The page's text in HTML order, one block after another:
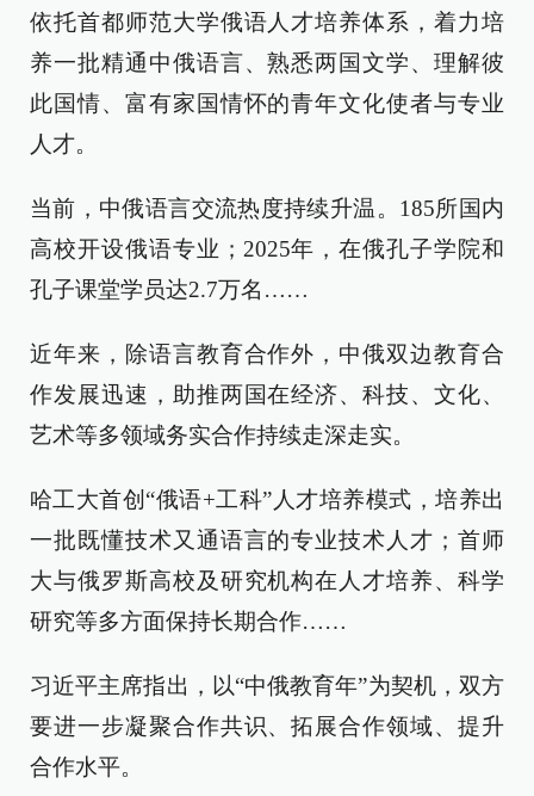
依托首都师范大学俄语人才培养体系，着力培
养一批精通中俄语言、熟悉两国文学、理解彼
此国情、富有家国情怀的青年文化使者与专业
人才。
当前，中俄语言交流热度持续升温。185所国内
高校开设俄语专业；2025年，在俄孔子学院和
孔子课堂学员达2.7万名……
近年来，除语言教育合作外，中俄双边教育合
作发展迅速，助推两国在经济、科技、文化、
艺术等多领域务实合作持续走深走实。
哈工大首创“俄语+工科”人才培养模式，培养出
一批既懂技术又通语言的专业技术人才；首师
大与俄罗斯高校及研究机构在人才培养、科学
研究等多方面保持长期合作……
习近平主席指出，以“中俄教育年”为契机，双方
要进一步凝聚合作共识、拓展合作领域、提升
合作水平。